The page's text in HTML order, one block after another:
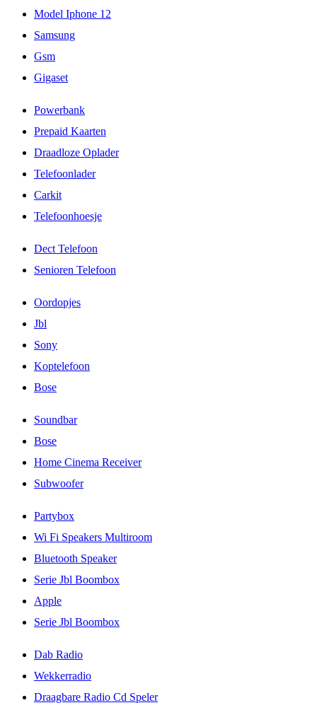
Model Iphone 12
Samsung
Gsm
Gigaset
Powerbank
Prepaid Kaarten
Draadloze Oplader
Telefoonlader
Carkit
Telefoonhoesje
Dect Telefoon
Senioren Telefoon
Oordopjes
Jbl
Sony
Koptelefoon
Bose
Soundbar
Bose
Home Cinema Receiver
Subwoofer
Partybox
Wi Fi Speakers Multiroom
Bluetooth Speaker
Serie Jbl Boombox
Apple
Serie Jbl Boombox
Dab Radio
Wekkerradio
Draagbare Radio Cd Speler